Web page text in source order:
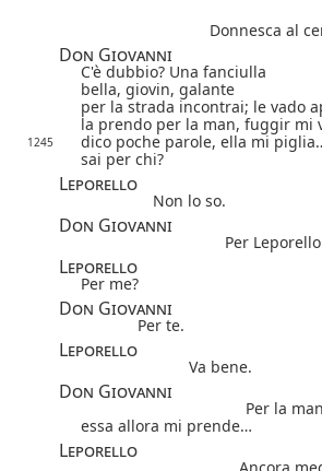
Donnesca al
Don Giovanni
C'è dubbio? Una fanciulla
bella, giovin, galante
per la strada incontrai; le vado
la prendo per la man, fuggir mi
1245
dico poche parole, ella mi
sai per chi?
Leporello
Non lo so.
Don Giovanni
Per
Leporello
Per me?
Don Giovanni
Per te.
Leporello
Va bene.
Don Giovanni
Per la
essa allora mi prende…
Leporello
Ancora